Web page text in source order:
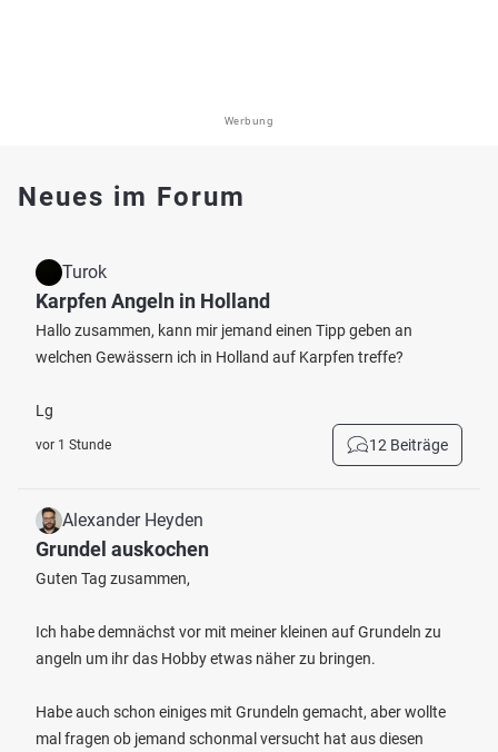
Werbung
Neues im Forum
Turok
Karpfen Angeln in Holland
Hallo zusammen, kann mir jemand einen Tipp geben an
welchen Gewässern ich in Holland auf Karpfen treffe?
Lg
vor 1 Stunde 12 Beiträge
Alexander Heyden
Grundel auskochen
Guten Tag zusammen,
Ich habe demnächst vor mit meiner kleinen auf Grundeln zu
angeln um ihr das Hobby etwas näher zu bringen.
Habe auch schon einiges mit Grundeln gemacht, aber wollte
mal fragen ob jemand schonmal versucht hat aus diesen